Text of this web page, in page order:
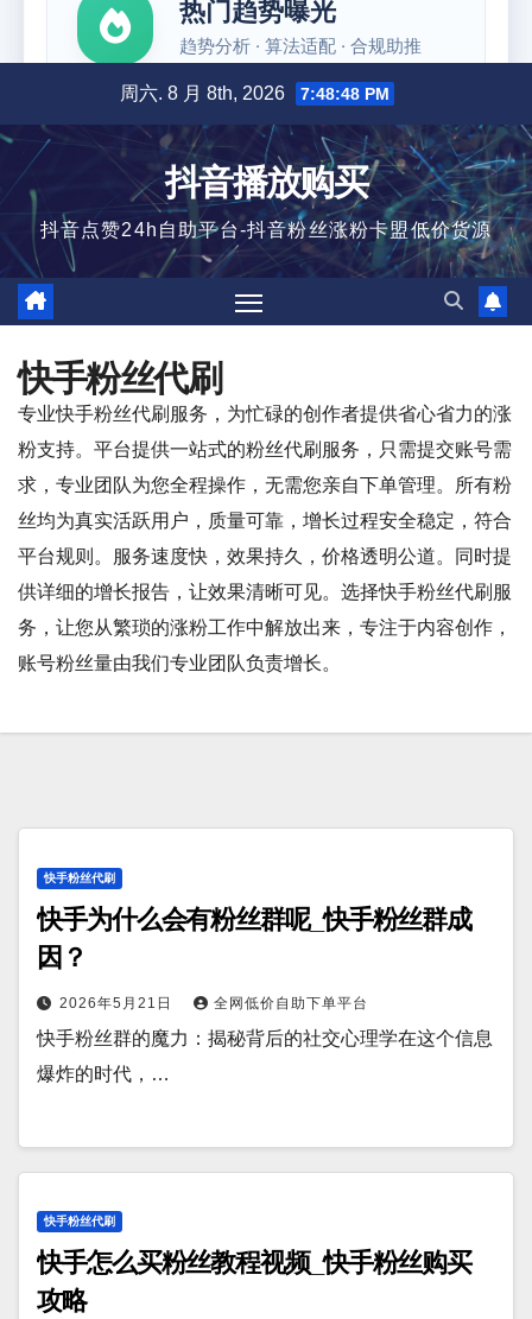
内
容
周六. 8 月 8th, 2026 7:48:48 PM
抖音播放购买
抖音点赞24h自助平台-抖音粉丝涨粉卡盟低价货源
快手粉丝代刷
专业快手粉丝代刷服务，为忙碌的创作者提供省心省力的涨
粉支持。平台提供一站式的粉丝代刷服务，只需提交账号需
求，专业团队为您全程操作，无需您亲自下单管理。所有粉
丝均为真实活跃用户，质量可靠，增长过程安全稳定，符合
平台规则。服务速度快，效果持久，价格透明公道。同时提
供详细的增长报告，让效果清晰可见。选择快手粉丝代刷服
务，让您从繁琐的涨粉工作中解放出来，专注于内容创作，
账号粉丝量由我们专业团队负责增长。
快手粉丝代刷
快手为什么会有粉丝群呢_快手粉丝群成
因？
2026年5月21日 全网低价自助下单平台
快手粉丝群的魔力：揭秘背后的社交心理学在这个信息
爆炸的时代，…
快手粉丝代刷
快手怎么买粉丝教程视频_快手粉丝购买
攻略